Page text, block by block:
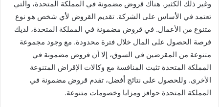
وغير ذلك الكثير. هناك قروض مضمونة في المملكة المتحدة، والتي
تعتمد في الأساس على الشركة. تقديم القروض لأي شخص هو نوع
متنوع من الأعمال. في قروض مضمونة في المملكة المتحدة، لديك
فرصة الحصول على المال خلال فترة محدودة. مع وجود مجموعة
متنوعة من المقرضين في السوق، إلا أن قروض مضمونة في
المملكة المتحدة تثبت المنافسة مع وكالات الإقراض المتنوعة
الأخرى. وللحصول على نتائج أفضل، تقدم قروض مضمونة في
المملكة المتحدة حوافز ومزايا وخصومات متنوعة.